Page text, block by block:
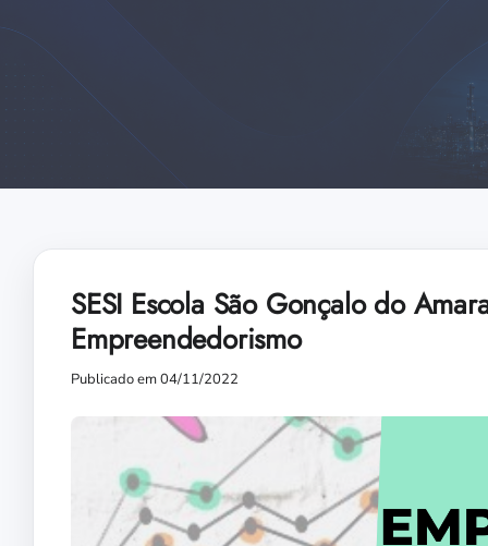
SESI Escola São Gonçalo do
Empreendedorismo
Publicado em 04/11/2022